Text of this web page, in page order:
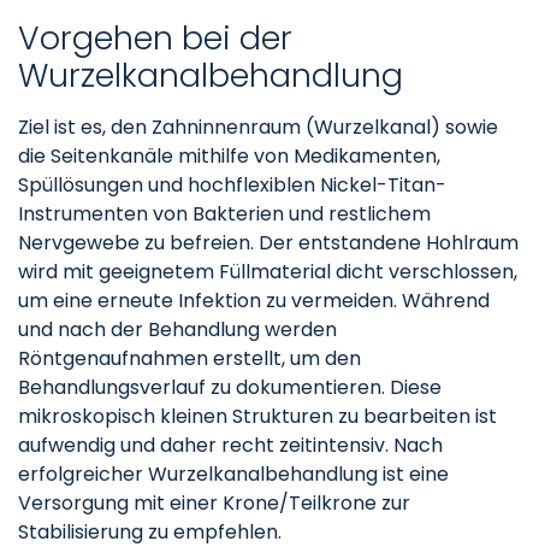
Vorgehen bei der
Wurzelkanalbehandlung
Ziel ist es, den Zahninnenraum (Wurzelkanal) sowie
die Seitenkanäle mithilfe von Medikamenten,
Spüllösungen und hochflexiblen Nickel-Titan-
Instrumenten von Bakterien und restlichem
Nervgewebe zu befreien. Der entstandene Hohlraum
wird mit geeignetem Füllmaterial dicht verschlossen,
um eine erneute Infektion zu vermeiden. Während
und nach der Behandlung werden
Röntgenaufnahmen erstellt, um den
Behandlungsverlauf zu dokumentieren. Diese
mikroskopisch kleinen Strukturen zu bearbeiten ist
aufwendig und daher recht zeitintensiv. Nach
erfolgreicher Wurzelkanalbehandlung ist eine
Versorgung mit einer Krone/Teilkrone zur
Stabilisierung zu empfehlen.